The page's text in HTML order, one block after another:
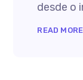
desde o
READ MORE